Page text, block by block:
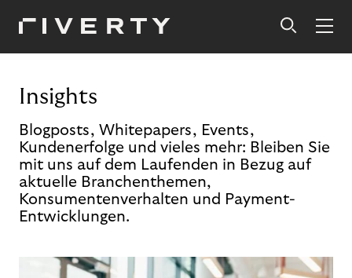
Insights
Blogposts, Whitepapers, Events,
Kundenerfolge und vieles mehr: Bleiben Sie
mit uns auf dem Laufenden in Bezug auf
aktuelle Branchenthemen,
Konsumentenverhalten und Payment-
Entwicklungen.